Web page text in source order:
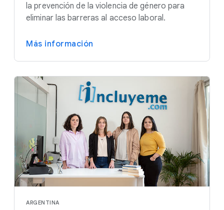
la prevención de la violencia de género para
eliminar las barreras al acceso laboral.
Más información
ARGENTINA